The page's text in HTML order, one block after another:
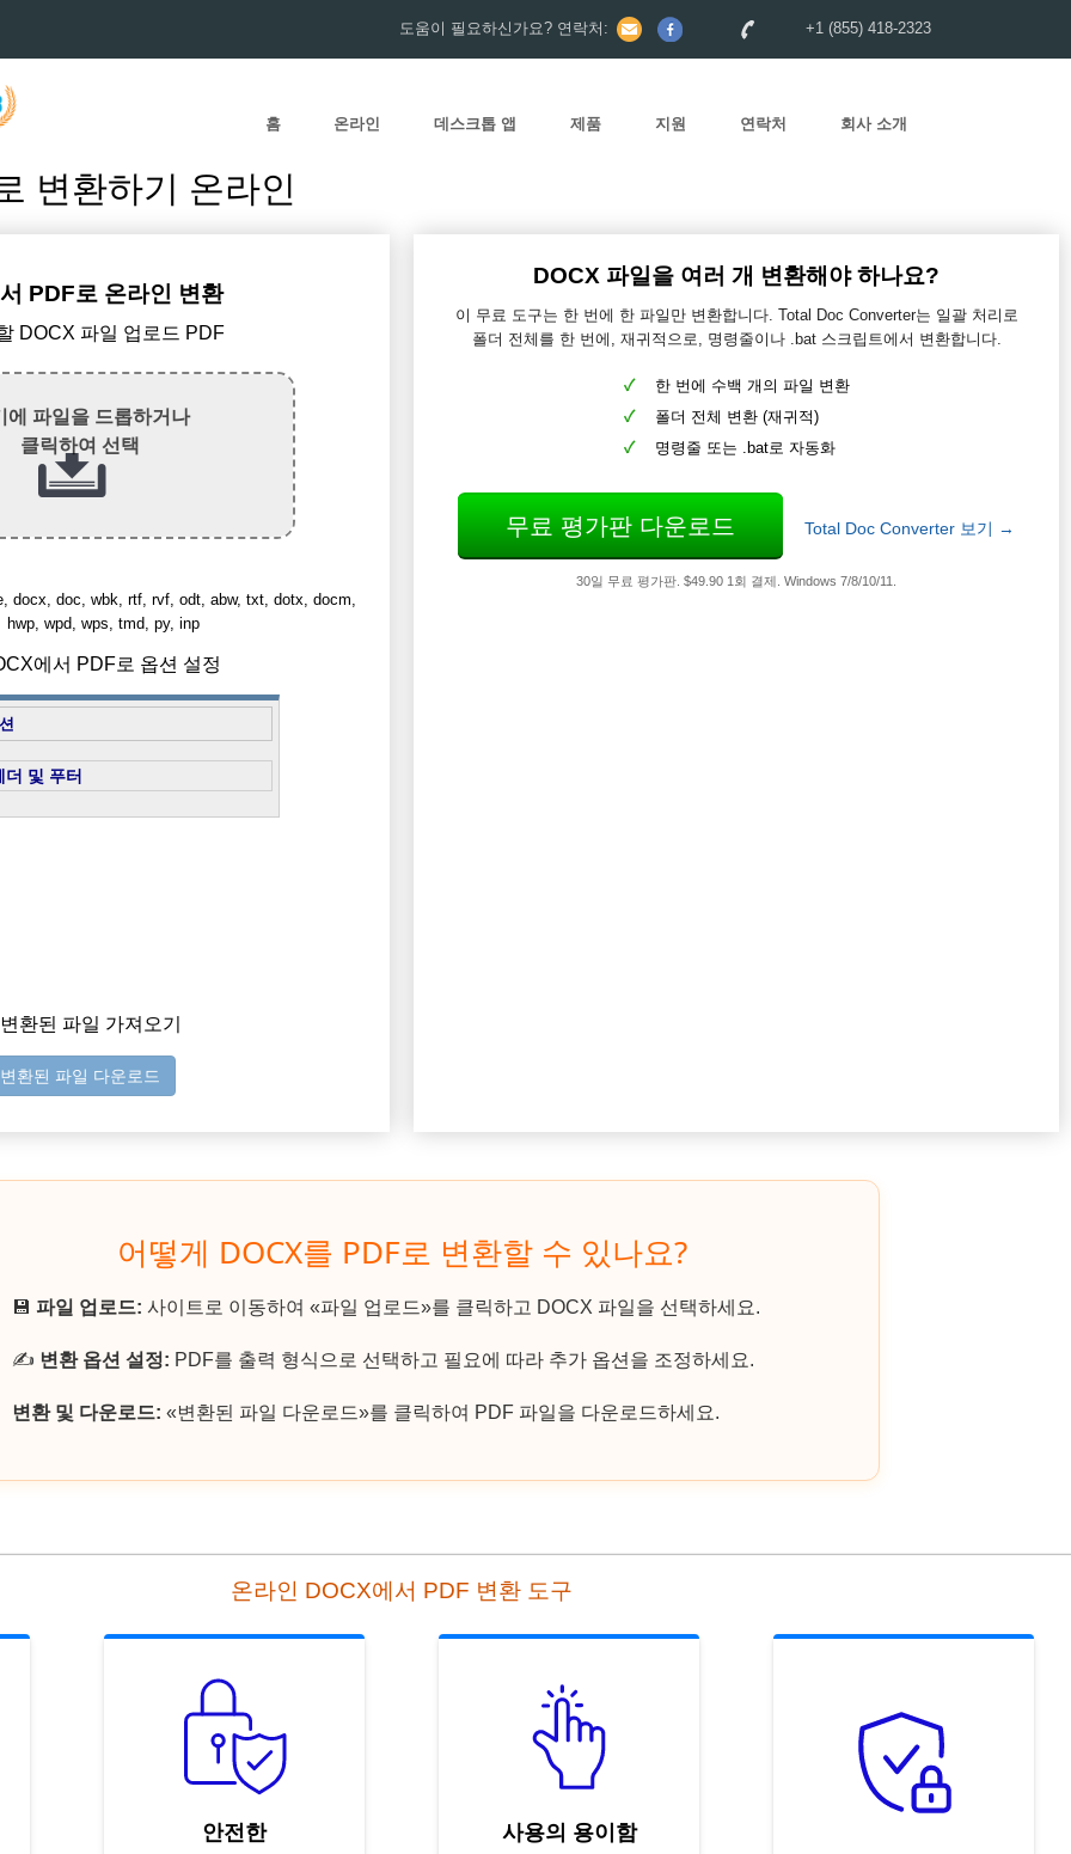
도움이 필요하신가요? 연락처: +1 (855) 418-2323
홈 온라인 데스크톱 앱 제품 지원 연락처 회사 소개
변환하기 온라인
PDF로 온라인 변환
DOCX 파일 업로드 PDF
에 파일을 드롭하거나
클릭하여 선택
docx, doc, wbk, rtf, rvf, odt, abw, txt, dotx, docm,
hwp, wpd, wps, tmd, py, inp
에서 PDF로 옵션 설정
더 및 푸터
환된 파일 가져오기
변환된 파일 다운로드
DOCX 파일을 여러 개 변환해야 하나요?
이 무료 도구는 한 번에 한 파일만 변환합니다. Total Doc Converter는 일괄 처리로
폴더 전체를 한 번에, 재귀적으로, 명령줄이나 .bat 스크립트에서 변환합니다.
한 번에 수백 개의 파일 변환
폴더 전체 변환 (재귀적)
명령줄 또는 .bat로 자동화
무료 평가판 다운로드 Total Doc Converter 보기 →
30일 무료 평가판. $49.90 1회 결제. Windows 7/8/10/11.
어떻게 DOCX를 PDF로 변환할 수 있나요?
💾 파일 업로드: 사이트로 이동하여 «파일 업로드»를 클릭하고 DOCX 파일을 선택하세요.
✍️ 변환 옵션 설정: PDF를 출력 형식으로 선택하고 필요에 따라 추가 옵션을 조정하세요.
변환 및 다운로드: «변환된 파일 다운로드»를 클릭하여 PDF 파일을 다운로드하세요.
온라인 DOCX에서 PDF 변환 도구
안전한 사용의 용이함